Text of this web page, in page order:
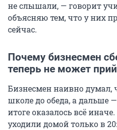
не слышали, — говорит
объясняю тем, что у них
сейчас.
Почему бизнесмен
теперь не может
Бизнесмен наивно думал,
школе до обеда, а дальше
итоге оказалось всё
уходили домой только в